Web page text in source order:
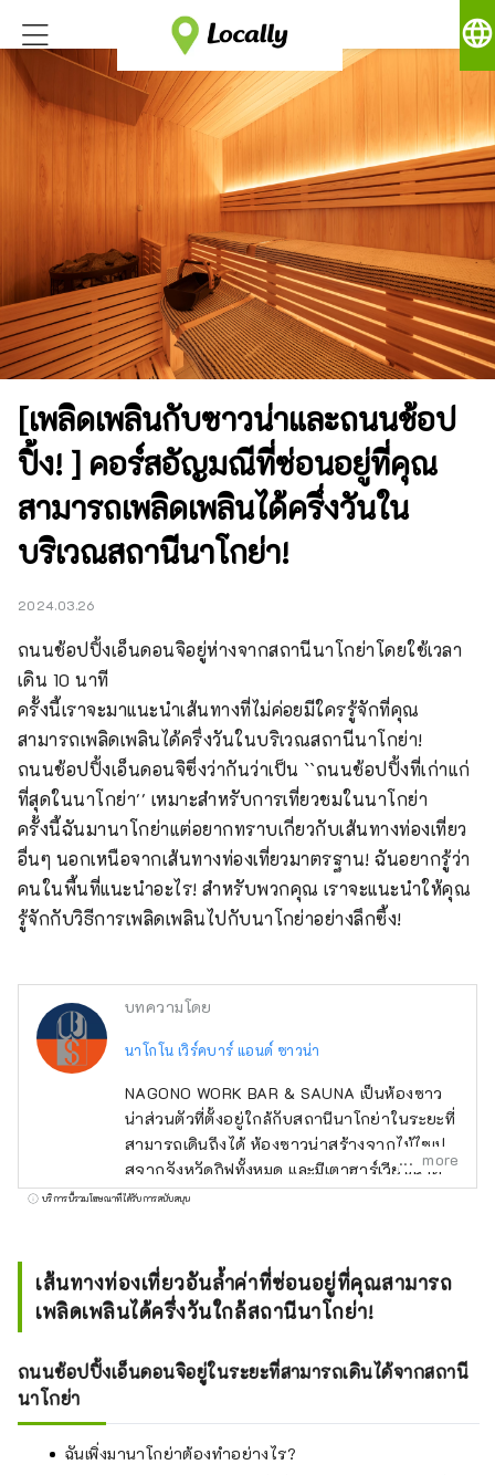
language
[เพลิดเพลินกับซาวน่าและถนนช้อป
ปิ้ง! ] คอร์สอัญมณีที่ซ่อนอยู่ที่คุณ
สามารถเพลิดเพลินได้ครึ่งวันใน
บริเวณสถานีนาโกย่า!
2024.03.26
ถนนช้อปปิ้งเอ็นดอนจิอยู่ห่างจากสถานีนาโกย่าโดยใช้เวลา
เดิน 10 นาที
ครั้งนี้เราจะมาแนะนำเส้นทางที่ไม่ค่อยมีใครรู้จักที่คุณ
สามารถเพลิดเพลินได้ครึ่งวันในบริเวณสถานีนาโกย่า!
ถนนช้อปปิ้งเอ็นดอนจิซึ่งว่ากันว่าเป็น ``ถนนช้อปปิ้งที่เก่าแก่
ที่สุดในนาโกย่า'' เหมาะสำหรับการเที่ยวชมในนาโกย่า
ครั้งนี้ฉันมานาโกย่าแต่อยากทราบเกี่ยวกับเส้นทางท่องเที่ยว
อื่นๆ นอกเหนือจากเส้นทางท่องเที่ยวมาตรฐาน! ฉันอยากรู้ว่า
คนในพื้นที่แนะนำอะไร! สำหรับพวกคุณ เราจะแนะนำให้คุณ
รู้จักกับวิธีการเพลิดเพลินไปกับนาโกย่าอย่างลึกซึ้ง!
บทความโดย
นาโกโน เวิร์คบาร์ แอนด์ ซาวน่า
NAGONO WORK BAR & SAUNA เป็นห้องซาว
น่าส่วนตัวที่ตั้งอยู่ใกล้กับสถานีนาโกย่าในระยะที่
สามารถเดินถึงได้ ห้องซาวน่าสร้างจากไม้ไซเปร
สจากจังหวัดกิฟุทั้งหมด และมีเตาฮาร์เวียขนาด
ใหญ่ คุณยังสามารถเพลิดเพลินกับโรริวที่มีกลิ่น
เป่าผม คุณสามารถมั่นใจได้แม้ในการเดินทางเพื่อ
ธุรกิจหรือการเดินทางกะทันหัน! หากคุณมาที่นา
โกย่า อย่าลืมไปผ่อนคลายที่ NAGONO WORK
more
บริการนี้รวมโฆษณาที่ได้รับการสนับสนุน
เส้นทางท่องเที่ยวอันล้ำค่าที่ซ่อนอยู่ที่คุณสามารถ
เพลิดเพลินได้ครึ่งวันใกล้สถานีนาโกย่า!
ถนนช้อปปิ้งเอ็นดอนจิอยู่ในระยะที่สามารถเดินได้จากสถานี
นาโกย่า
ฉันเพิ่งมานาโกย่าต้องทำอย่างไร?